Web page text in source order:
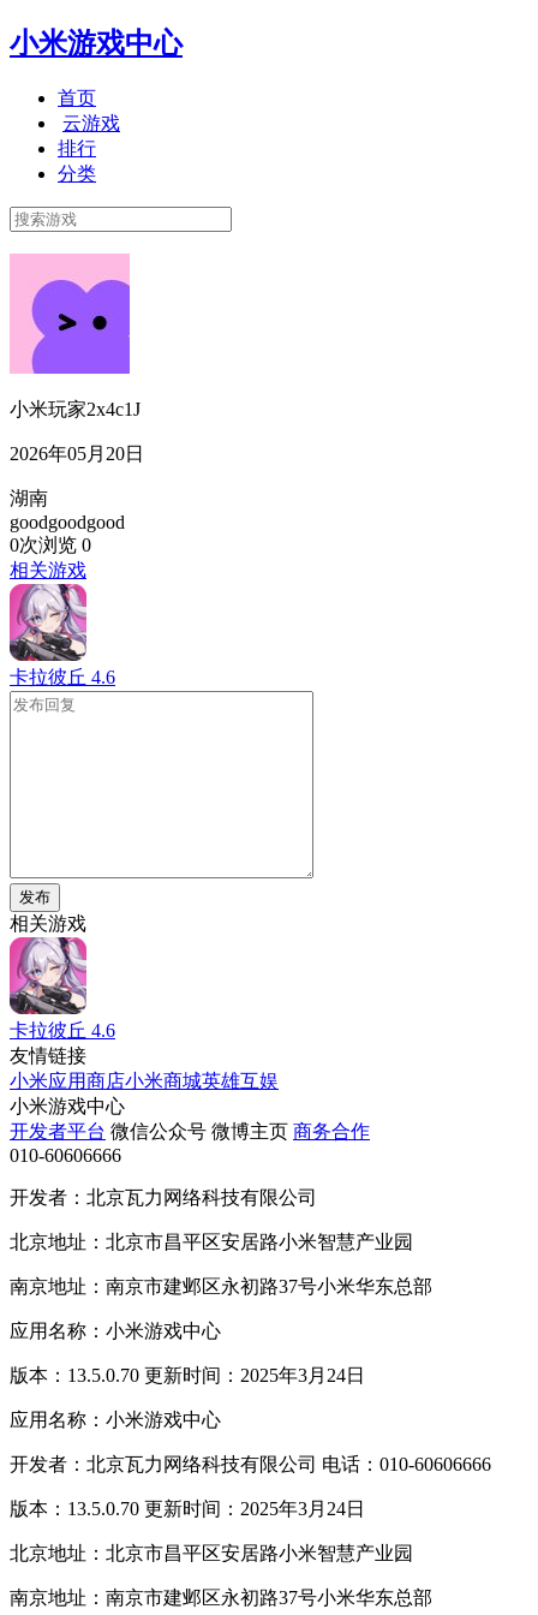
小米游戏中心
首页
云游戏
排行
分类
小米玩家2x4c1J
2026年05月20日
湖南
goodgoodgood
0次浏览 0
相关游戏
卡拉彼丘 4.6
发布
相关游戏
卡拉彼丘 4.6
友情链接
小米应用商店小米商城英雄互娱
小米游戏中心
开发者平台 微信公众号 微博主页 商务合作
010-60606666
开发者：北京瓦力网络科技有限公司
北京地址：北京市昌平区安居路小米智慧产业园
南京地址：南京市建邺区永初路37号小米华东总部
应用名称：小米游戏中心
版本：13.5.0.70 更新时间：2025年3月24日
应用名称：小米游戏中心
开发者：北京瓦力网络科技有限公司 电话：010-60606666
版本：13.5.0.70 更新时间：2025年3月24日
北京地址：北京市昌平区安居路小米智慧产业园
南京地址：南京市建邺区永初路37号小米华东总部